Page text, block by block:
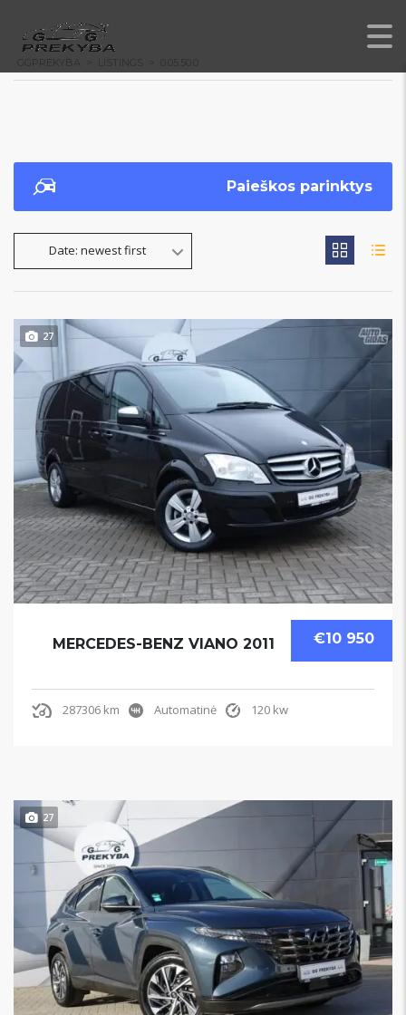
GGPREKYBA LISTINGS
Paieškos parinktys
Date: newest first
27
€10 950
MERCEDES-BENZ VIANO 2011
287306 km Automatinė 120 kw
27